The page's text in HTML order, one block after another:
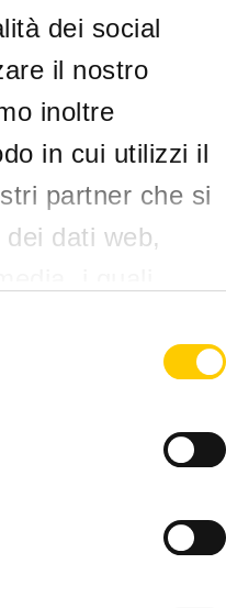
dei social
il nostro
inoltre
in cui utilizzi il
partner che si
dati web,
fornito loro o che
macchina.
statistiche
Ottenere
informazioni e
statistiche
sulle aperture
cassa.
Avvisi sul
Ricevere
notifiche e
relativi alla tua
macchina.